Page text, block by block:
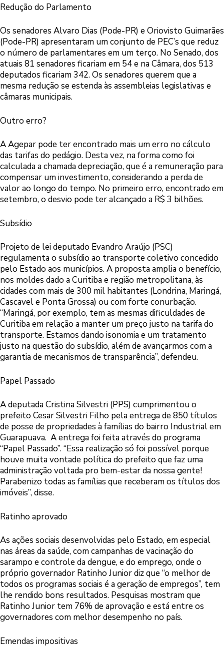
Redução do Parlamento
Os senadores Alvaro Dias (Pode-PR) e Oriovisto Guimarães
(Pode-PR) apresentaram um conjunto de PEC’s que reduz
o número de parlamentares em um terço. No Senado, dos
atuais 81 senadores ficariam em 54 e na Câmara, dos 513
deputados ficariam 342. Os senadores querem que a
mesma redução se estenda às assembleias legislativas e
câmaras municipais.
Outro erro?
A Agepar pode ter encontrado mais um erro no cálculo
das tarifas do pedágio. Desta vez, na forma como foi
calculada a chamada depreciação, que é a remuneração para
compensar um investimento, considerando a perda de
valor ao longo do tempo. No primeiro erro, encontrado em
setembro, o desvio pode ter alcançado a R$ 3 bilhões.
Subsídio
Projeto de lei deputado Evandro Araújo (PSC)
regulamenta o subsídio ao transporte coletivo concedido
pelo Estado aos municípios. A proposta amplia o benefício,
nos moldes dado a Curitiba e região metropolitana, às
cidades com mais de 300 mil habitantes (Londrina, Maringá,
Cascavel e Ponta Grossa) ou com forte conurbação.
“Maringá, por exemplo, tem as mesmas dificuldades de
Curitiba em relação a manter um preço justo na tarifa do
transporte. Estamos dando isonomia e um tratamento
justo na questão do subsídio, além de avançarmos com a
garantia de mecanismos de transparência”, defendeu.
Papel Passado
A deputada Cristina Silvestri (PPS) cumprimentou o
prefeito Cesar Silvestri Filho pela entrega de 850 títulos
de posse de propriedades à famílias do bairro Industrial em
Guarapuava. A entrega foi feita através do programa
“Papel Passado”. “Essa realização só foi possível porque
houve muita vontade política do prefeito que faz uma
administração voltada pro bem-estar da nossa gente!
Parabenizo todas as famílias que receberam os títulos dos
imóveis”, disse.
Ratinho aprovado
As ações sociais desenvolvidas pelo Estado, em especial
nas áreas da saúde, com campanhas de vacinação do
sarampo e controle da dengue, e do emprego, onde o
próprio governador Ratinho Junior diz que “o melhor de
todos os programas sociais é a geração de empregos”, tem
lhe rendido bons resultados. Pesquisas mostram que
Ratinho Junior tem 76% de aprovação e está entre os
governadores com melhor desempenho no país.
Emendas impositivas